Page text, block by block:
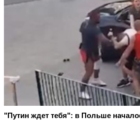
"Путин ждет тебя": в Польше